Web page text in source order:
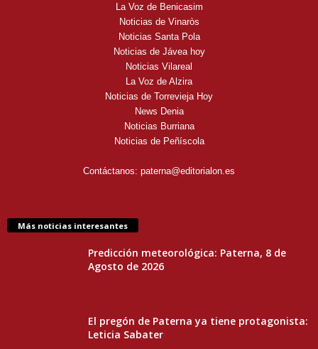
La Voz de Benicasim
Noticias de Vinaròs
Noticias Santa Pola
Noticias de Jávea hoy
Noticias Vilareal
La Voz de Alzira
Noticias de Torrevieja Hoy
News Denia
Noticias Burriana
Noticias de Peñíscola
Contáctanos: paterna@editorialon.es
Más noticias interesantes
Predicción meteorológica: Paterna, 8 de
Agosto de 2026
El pregón de Paterna ya tiene protagonista:
Leticia Sabater